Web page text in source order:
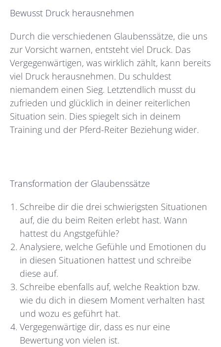
Bewusst Druck herausnehmen
Durch die verschiedenen Glaubenssätze, die uns
zur Vorsicht warnen, entsteht viel Druck. Das
Vergegenwärtigen, was wirklich zählt, kann bereits
viel Druck herausnehmen. Du schuldest
niemandem einen Sieg. Letztendlich musst du
zufrieden und glücklich in deiner reiterlichen
Situation sein. Dies spiegelt sich in deinem
Training und der Pferd-Reiter Beziehung wider.
Transformation der Glaubenssätze
Schreibe dir die drei schwierigsten Situationen
auf, die du beim Reiten erlebt hast. Wann
hattest du Angstgefühle?
Analysiere, welche Gefühle und Emotionen du
in diesen Situationen hattest und schreibe
diese auf.
Schreibe ebenfalls auf, welche Reaktion bzw.
wie du dich in diesem Moment verhalten hast
und wozu es geführt hat.
Vergegenwärtige dir, dass es nur eine
Bewertung von vielen ist.